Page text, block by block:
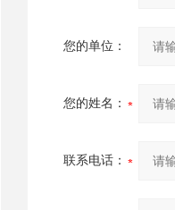
您的单位：
您的姓名：
联系电话：